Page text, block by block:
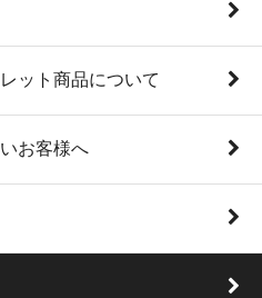
ット商品について
お客様へ